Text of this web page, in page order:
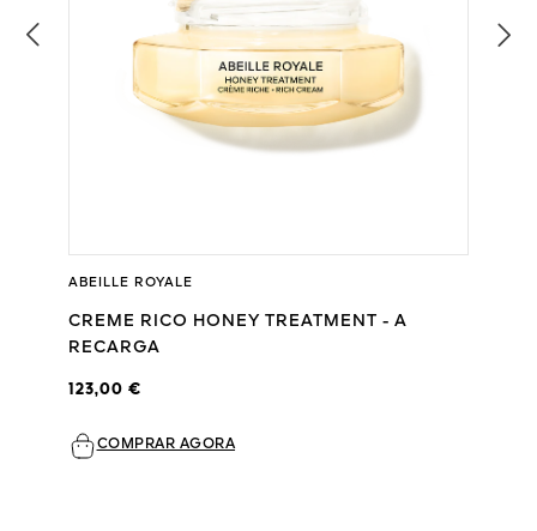
ABEILLE ROYALE
CREME RICO HONEY TREATMENT - A
RECARGA
123,00 €
COMPRAR AGORA